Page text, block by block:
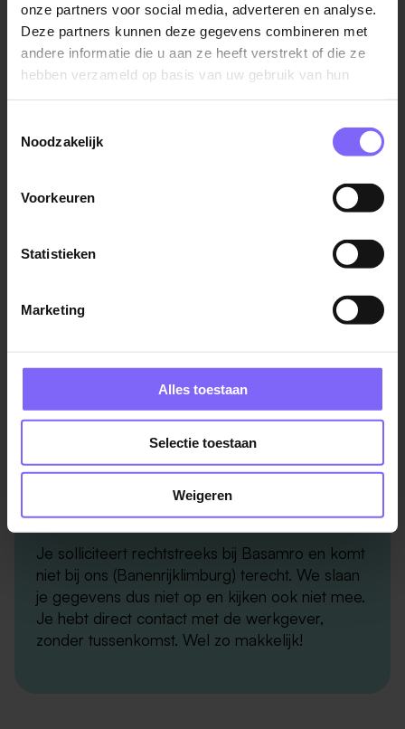
onze partners voor social media, adverteren en analyse.
Deze partners kunnen deze gegevens combineren met
andere informatie die u aan ze heeft verstrekt of die ze
hebben verzameld op basis van uw gebruik van hun
Noodzakelijk
Voorkeuren
Statistieken
Marketing
Alles toestaan
Selectie toestaan
Weigeren
Achternaam*
Telefoonnummer*
Door naar stap 2
Goed om te weten!
Je solliciteert rechtstreeks bij Basamro en komt
niet bij ons (Banenrijklimburg) terecht. We slaan
je gegevens dus niet op en kijken ook niet mee.
Je hebt direct contact met de werkgever,
zonder tussenkomst. Wel zo makkelijk!